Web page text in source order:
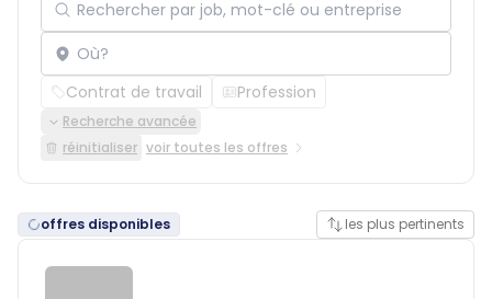
Localisation
Contrat de travail Profession
Recherche avancée
réinitialiser voir toutes les offres
offres disponibles les plus pertinents